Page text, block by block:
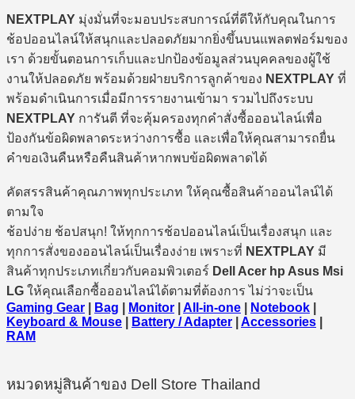
NEXTPLAY มุ่งมั่นที่จะมอบประสบการณ์ที่ดีให้กับคุณในการ
ช้อปออนไลน์ให้สนุกและปลอดภัยมากยิ่งขึ้นบนแพลตฟอร์มของ
เรา ด้วยขั้นตอนการเก็บและปกป้องข้อมูลส่วนบุคคลของผู้ใช้
งานให้ปลอดภัย พร้อมด้วยฝ่ายบริการลูกค้าของ NEXTPLAY ที่
พร้อมดำเนินการเมื่อมีการรายงานเข้ามา รวมไปถึงระบบ
NEXTPLAY การันตี ที่จะคุ้มครองทุกคำสั่งซื้อออนไลน์เพื่อ
ป้องกันข้อผิดพลาดระหว่างการซื้อ และเพื่อให้คุณสามารถยื่น
คำขอเงินคืนหรือคืนสินค้าหากพบข้อผิดพลาดได้
คัดสรรสินค้าคุณภาพทุกประเภท ให้คุณซื้อสินค้าออนไลน์ได้
ตามใจ
ช้อปง่าย ช้อปสนุก! ให้ทุกการช้อปออนไลน์เป็นเรื่องสนุก และ
ทุกการสั่งของออนไลน์เป็นเรื่องง่าย เพราะที่ NEXTPLAY มี
สินค้าทุกประเภทเกี่ยวกับคอมพิวเตอร์ Dell Acer hp Asus Msi
LG ให้คุณเลือกซื้อออนไลน์ได้ตามที่ต้องการ ไม่ว่าจะเป็น
Gaming Gear
Bag Monitor All-in-one Notebook
Keyboard & Mouse
Battery / Adapter Accessories
RAM
หมวดหมู่สินค้าของ Dell Store Thailand